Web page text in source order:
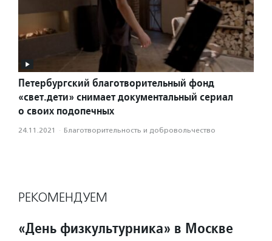
Петербургский благотворительный фонд
«свет.дети» снимает документальный сериал
о своих подопечных
24.11.2021 · Благотвори­тель­ность и доброволь­чест­во
РЕКОМЕНДУЕМ
«День физкультурника» в Москве